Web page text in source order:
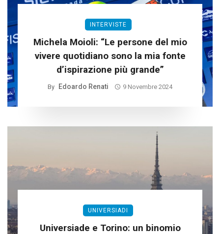
INTERVISTE
Michela Moioli: “Le persone del mio
vivere quotidiano sono la mia fonte
d’ispirazione più grande”
By Edoardo Renati 9 Novembre 2024
UNIVERSIADI
Universiade e Torino: un binomio